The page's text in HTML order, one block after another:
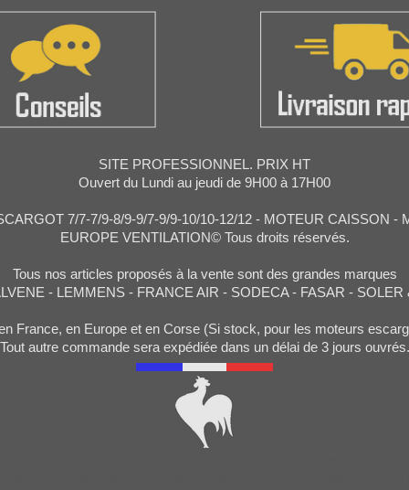
SITE PROFESSIONNEL. PRIX HT
Ouvert du Lundi au jeudi de 9H00 à 17H00
7/7-7/9-8/9-9/7-9/9-10/10-12/12 - MOTEUR CAISSON -
EUROPE VENTILATION© Tous droits réservés.
Tous nos articles proposés à la vente sont des grandes marques
- LEMMENS - FRANCE AIR - SODECA - FASAR - SOLER
France, en Europe et en Corse (Si stock, pour les moteurs
Tout autre commande sera expédiée dans un délai de 3 jours ouvrés.